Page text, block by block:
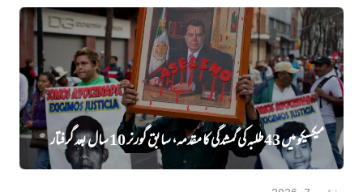
میکسیکو میں 43 طلبہ کی گمشدگی کا مقدمہ، سابق گورنر 10 سال بعد گرفتار